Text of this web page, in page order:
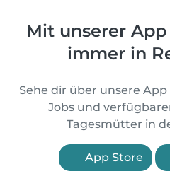
Mit unserer
immer in
Sehe dir über unsere
Jobs und
Tagesmütter in
App Store